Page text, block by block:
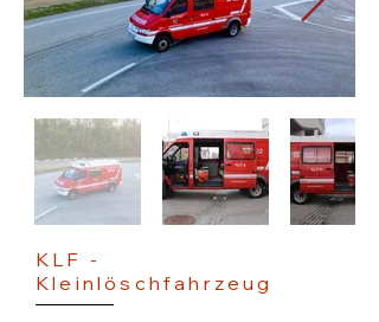
KLF -
Kleinlöschfahrzeug